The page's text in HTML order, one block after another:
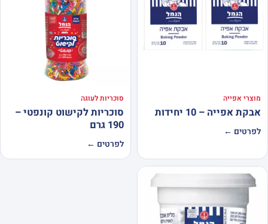
מוצרי אפייה
אבקת אפייה – 10 יחידות
לפרטים ←
סוכריות לעוגה
סוכריות לקישוט קונפטי –
190 גרם
לפרטים ←